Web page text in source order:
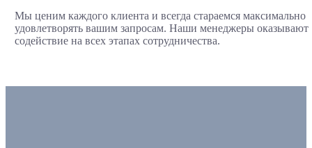
Мы ценим каждого клиента и всегда стараемся максимально
удовлетворять вашим запросам. Наши менеджеры оказывают
содействие на всех этапах сотрудничества.